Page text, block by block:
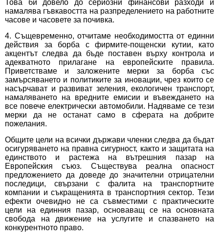
Това би довело до сериозни финансови разходи и
намалява гъвкавостта на разпределението на работните
часове и часовете за почивка.
4. Същевременно, отчитаме необходимостта от единни
действия за борба с фирмите-пощенски кутии, като
акцентът следва да бъде поставен върху контрола и
адекватното прилагане на европейските правила.
Приветстваме и заложените мерки за борба със
замърсяването и политиките за иновации, чрез които се
насърчават и развиват зеления, екологичен транспорт,
намаляването на вредните емисии и въвеждането на
все повече електрически автомобили. Надяваме се тези
мерки да не останат само в сферата на добрите
пожелания.
Общите цели на всички държави членки следва да бъдат
осигуряването на правна сигурност, както и защитата на
единството и растежа на вътрешния пазар на
Европейския съюз. Съществува реална опасност
предложението да доведе до значителни отрицателни
последици, свързани с фалита на транспортните
компании и съкращенията в транспортния сектор. Тези
ефекти очевидно не са съвместими с практическите
цели на единния пазар, основаващ се на основната
свобода на движение на услугите и спазването на
конкурентното право.